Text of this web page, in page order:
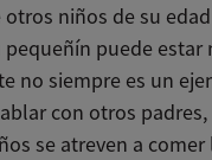
niños de su
puede estar
no siempre es un
con otros padres,
se atreven a comer